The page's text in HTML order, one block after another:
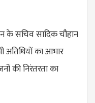
के सचिव सादिक चौहान
का आभार
की निरंतरता का